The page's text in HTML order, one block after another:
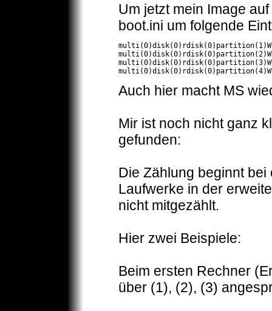
Um jetzt mein Image
boot.ini um folgende
Auch hier macht MS
Mir ist noch nicht ganz
gefunden:
Die Zählung beginnt
Laufwerke in der
nicht mitgezählt.
Hier zwei Beispiele:
Beim ersten Rechner
über (1), (2), (3)